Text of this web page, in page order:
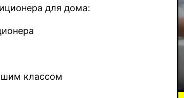
для дома:
классом